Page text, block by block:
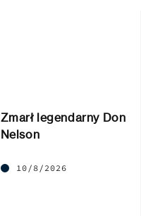
Zmarł legendarny Don
Nelson
10/8/2026